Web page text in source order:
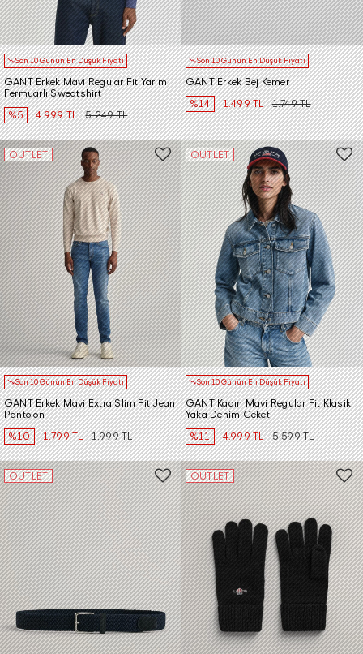
Son 10 Günün En Düşük Fiyatı
GANT Erkek Mavi Regular Fit Yarım
Fermuarlı Sweatshirt
%5
4.999 TL 5.249 TL
Son 10 Günün En Düşük Fiyatı
GANT Erkek Bej Kemer
%14
1.499 TL 1.749 TL
OUTLET
Son 10 Günün En Düşük Fiyatı
GANT Erkek Mavi Extra Slim Fit Jean
Pantolon
%10
1.799 TL 1.999 TL
OUTLET
Son 10 Günün En Düşük Fiyatı
GANT Kadın Mavi Regular Fit Klasik
Yaka Denim Ceket
%11
4.999 TL 5.599 TL
OUTLET OUTLET